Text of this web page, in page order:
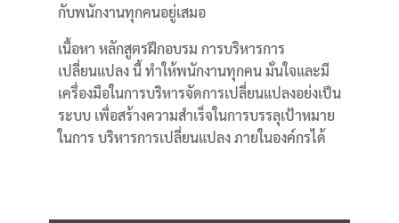
กับพนักงานทุกคนอยู่เสมอ
เนื้อหา หลักสูตรฝึกอบรม การบริหารการ
เปลี่ยนแปลง นี้ ทำให้พนักงานทุกคน มั่นใจและมี
เครื่องมือในการบริหารจัดการเปลี่ยนแปลงอย่งเป็น
ระบบ เพื่อสร้างความสำเร็จในการบรรลุเป้าหมาย
ในการ บริหารการเปลี่ยนแปลง ภายในองค์กรได้